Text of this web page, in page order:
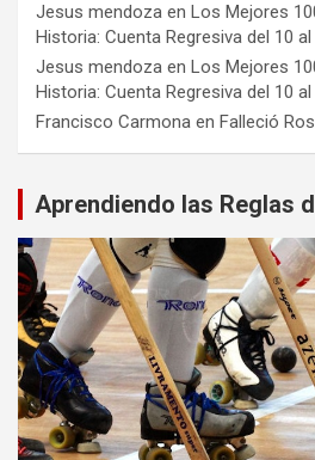
Jesus mendoza en Los Mejores
Historia: Cuenta Regresiva del 10 al
Jesus mendoza en Los Mejores
Historia: Cuenta Regresiva del 10 al
Francisco Carmona en Falleció
Aprendiendo las Reglas